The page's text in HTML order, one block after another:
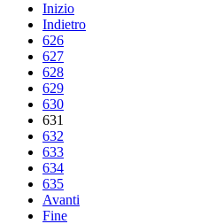
Inizio
Indietro
626
627
628
629
630
631
632
633
634
635
Avanti
Fine